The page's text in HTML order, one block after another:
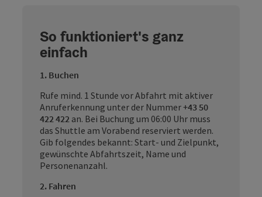
So funktioniert's ganz
einfach
1. Buchen
Rufe mind. 1 Stunde vor Abfahrt mit aktiver
Anruferkennung unter der Nummer+43 50
422 422 an. Bei Buchung um 06:00 Uhr muss
das Shuttle am Vorabend reserviert werden.
Gib folgendes bekannt: Start- und Zielpunkt,
gewünschte Abfahrtszeit, Name und
Personenanzahl.
2. Fahren